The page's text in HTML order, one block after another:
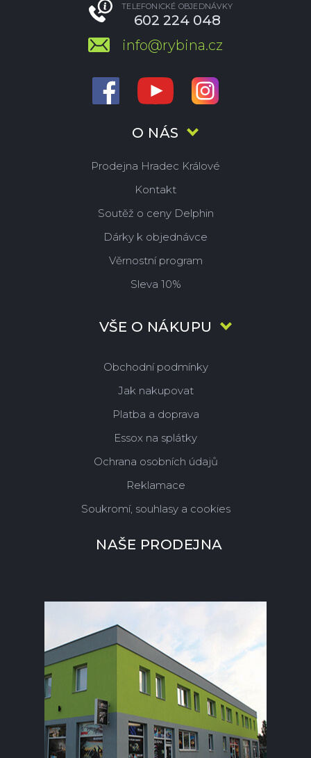
O NÁS
Prodejna Hradec Králové
Kontakt
Soutěž o ceny Delphin
Dárky k objednávce
Věrnostní program
Sleva 10%
VŠE O NÁKUPU
Obchodní podmínky
Jak nakupovat
Platba a doprava
Essox na splátky
Ochrana osobních údajů
Reklamace
Soukromí, souhlasy a cookies
TELEFONICKÉ OBJEDNÁVKY
602 224 048
info@rybina.cz
NAŠE PRODEJNA